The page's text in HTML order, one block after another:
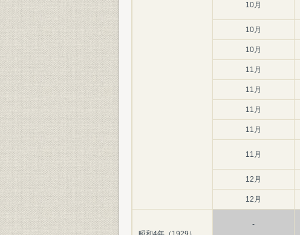
10月
10月
10月
11月
11月
11月
11月
11月
12月
12月
-